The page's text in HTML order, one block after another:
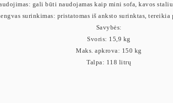
gali būti naudojamas kaip mini sofa, kavos
surinkimas: pristatomas iš anksto surinktas,
Savybės:
Svoris: 15,9 kg
Maks. apkrova: 150 kg
Talpa: 118 litrų